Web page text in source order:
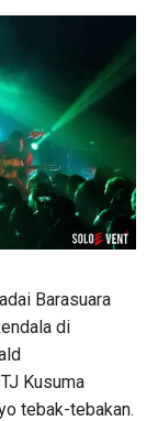
Barasuara
di
Kusuma
tebak-tebakan.